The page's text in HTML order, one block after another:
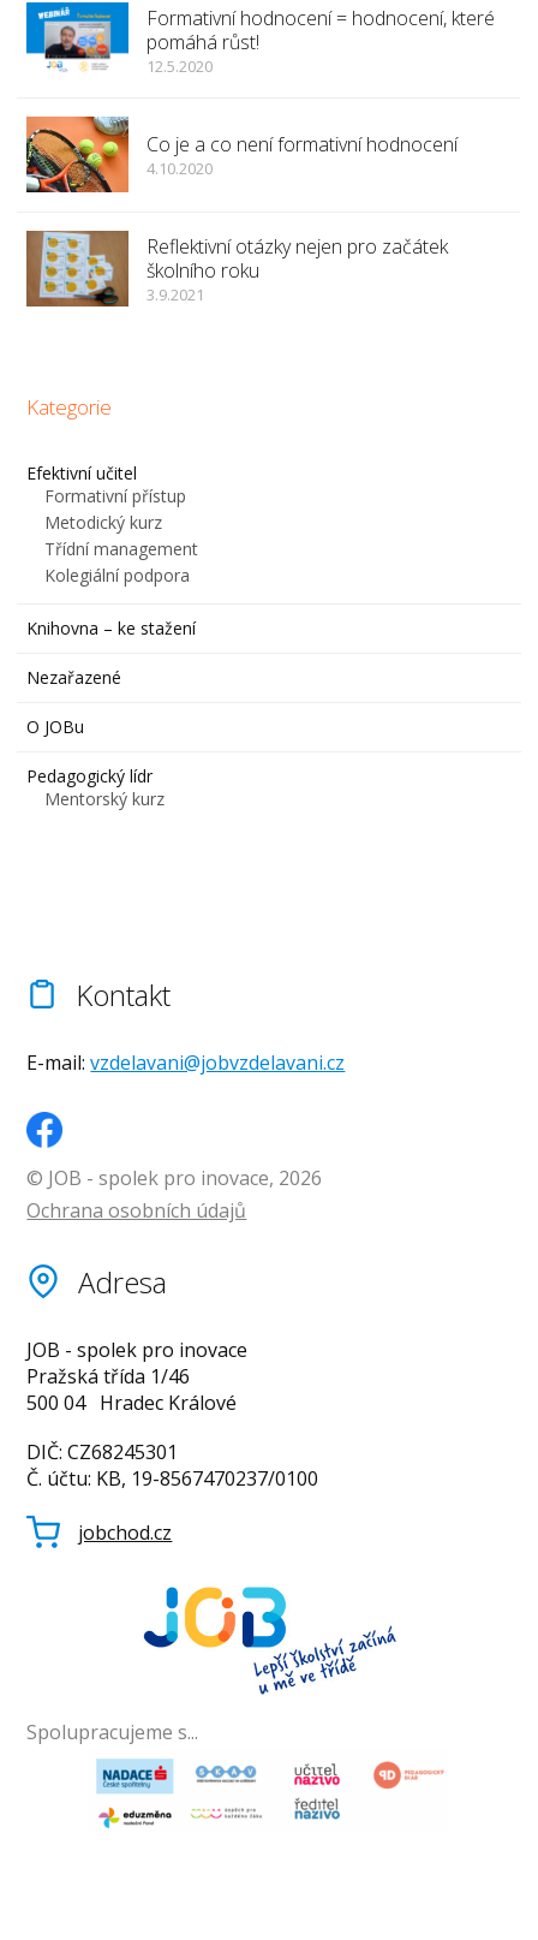
Formativní hodnocení = hodnocení, které
pomáhá růst!
12.5.2020
Co je a co není formativní hodnocení
4.10.2020
Reflektivní otázky nejen pro začátek
školního roku
3.9.2021
Kategorie
Efektivní učitel
Formativní přístup
Metodický kurz
Třídní management
Kolegiální podpora
Knihovna – ke stažení
Nezařazené
O JOBu
Pedagogický lídr
Mentorský kurz
Kontakt
E-mail:vzdelavani@jobvzdelavani.cz
© JOB - spolek pro inovace, 2026
Ochrana osobních údajů
Adresa
JOB - spolek pro inovace
Pražská třída 1/46
500 04 Hradec Králové
DIČ: CZ68245301
Č. účtu: KB, 19-8567470237/0100
jobchod.cz
Spolupracujeme s...